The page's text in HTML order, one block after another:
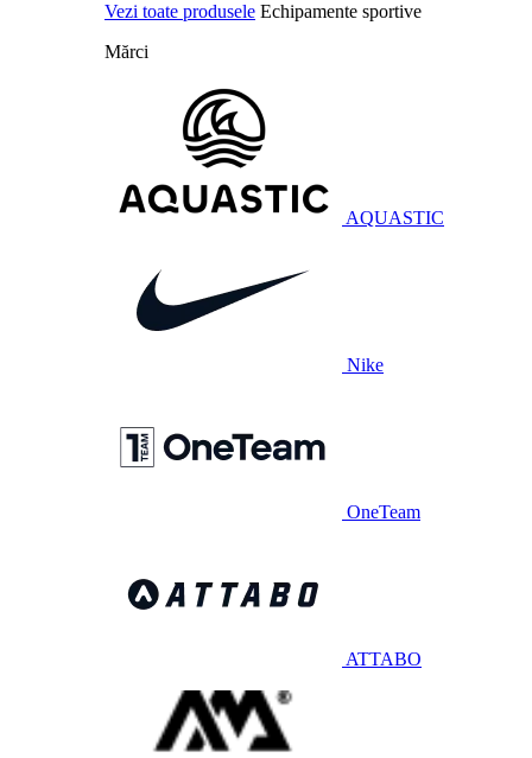
Vezi toate produsele Echipamente sportive
Mărci
AQUASTIC
Nike
OneTeam
ATTABO